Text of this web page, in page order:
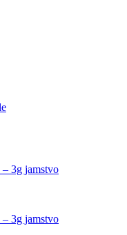
3g jamstvo
3g jamstvo